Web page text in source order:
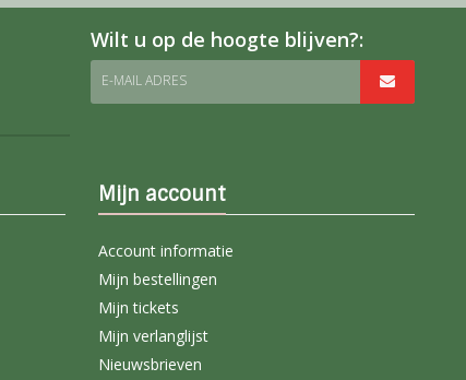
Wilt u op de hoogte blijven?:
E-MAIL ADRES
Mijn account
Account informatie
Mijn bestellingen
Mijn tickets
Mijn verlanglijst
Nieuwsbrieven